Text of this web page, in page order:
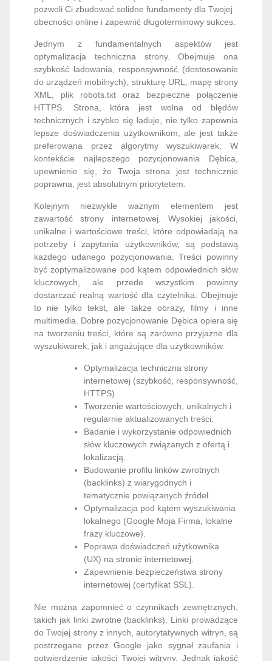
pozwoli Ci zbudować solidne fundamenty dla Twojej
obecności online i zapewnić długoterminowy sukces.
Jednym z fundamentalnych aspektów jest
optymalizacja techniczna strony. Obejmuje ona
szybkość ładowania, responsywność (dostosowanie
do urządzeń mobilnych), strukturę URL, mapę strony
XML, plik robots.txt oraz bezpieczne połączenie
HTTPS. Strona, która jest wolna od błędów
technicznych i szybko się ładuje, nie tylko zapewnia
lepsze doświadczenia użytkownikom, ale jest także
preferowana przez algorytmy wyszukiwarek. W
kontekście najlepszego pozycjonowania Dębica,
upewnienie się, że Twoja strona jest technicznie
poprawna, jest absolutnym priorytetem.
Kolejnym niezwykle ważnym elementem jest
zawartość strony internetowej. Wysokiej jakości,
unikalne i wartościowe treści, które odpowiadają na
potrzeby i zapytania użytkowników, są podstawą
każdego udanego pozycjonowania. Treści powinny
być zoptymalizowane pod kątem odpowiednich słów
kluczowych, ale przede wszystkim powinny
dostarczać realną wartość dla czytelnika. Obejmuje
to nie tylko tekst, ale także obrazy, filmy i inne
multimedia. Dobre pozycjonowanie Dębica opiera się
na tworzeniu treści, które są zarówno przyjazne dla
wyszukiwarek, jak i angażujące dla użytkowników.
Optymalizacja techniczna strony
internetowej (szybkość, responsywność,
HTTPS).
Tworzenie wartościowych, unikalnych i
regularnie aktualizowanych treści.
Badanie i wykorzystanie odpowiednich
słów kluczowych związanych z ofertą i
lokalizacją.
Budowanie profilu linków zwrotnych
(backlinks) z wiarygodnych i
tematycznie powiązanych źródeł.
Optymalizacja pod kątem wyszukiwania
lokalnego (Google Moja Firma, lokalne
frazy kluczowe).
Poprawa doświadczeń użytkownika
(UX) na stronie internetowej.
Zapewnienie bezpieczeństwa strony
internetowej (certyfikat SSL).
Nie można zapomnieć o czynnikach zewnętrznych,
takich jak linki zwrotne (backlinks). Linki prowadzące
do Twojej strony z innych, autorytatywnych witryn, są
postrzegane przez Google jako sygnał zaufania i
potwierdzenie jakości Twojej witryny. Jednak jakość